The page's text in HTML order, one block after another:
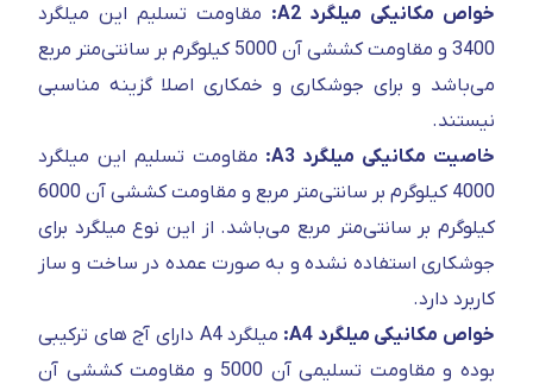
خواص مکانیکی میلگرد A2:
مقاومت تسلیم این میلگرد
3400 و مقاومت کششی آن 5000 کیلوگرم بر سانتی‌متر مربع
می‌باشد و برای جوشکاری و خمکاری اصلا گزینه مناسبی
نیستند.
خاصیت مکانیکی میلگرد A3:
مقاومت تسلیم این میلگرد
4000 کیلوگرم بر سانتی‌متر مربع و مقاومت کششی آن 6000
کیلوگرم بر سانتی‌متر مربع می‌باشد. از این نوع میلگرد برای
جوشکاری استفاده نشده و به صورت عمده در ساخت و ساز
کاربرد دارد.
خواص مکانیکی میلگرد A4:
میلگرد A4 دارای آج های ترکیبی
بوده و مقاومت تسلیمی آن 5000 و مقاومت کششی آن